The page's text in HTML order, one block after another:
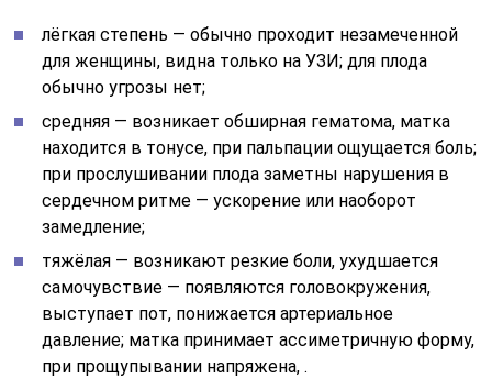
лёгкая степень — обычно проходит незамеченной
для женщины, видна только на УЗИ; для плода
обычно угрозы нет;
средняя — возникает обширная гематома, матка
находится в тонусе, при пальпации ощущается боль;
при прослушивании плода заметны нарушения в
сердечном ритме — ускорение или наоборот
замедление;
тяжёлая — возникают резкие боли, ухудшается
самочувствие — появляются головокружения,
выступает пот, понижается артериальное
давление; матка принимает ассиметричную форму,
при прощупывании напряжена, .